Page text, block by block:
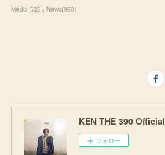
Media(532) News(980)
KEN THE 390 Official
フォロー